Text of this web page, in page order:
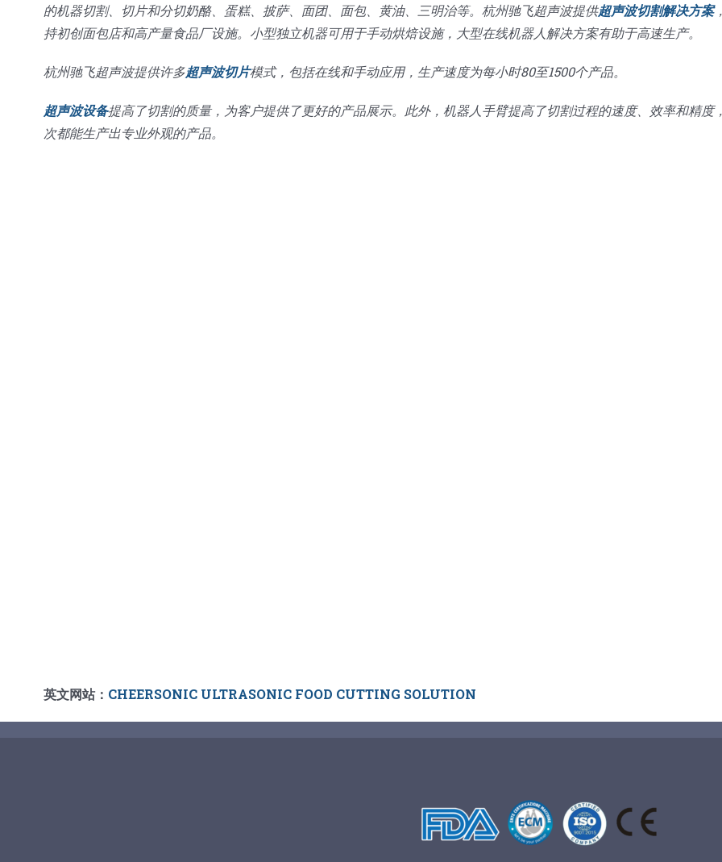
的机器切割、切片和分切奶酪、蛋糕、披萨、面团、面包、黄油、三明治等。杭州驰飞超声波提供超声波切割解决方案
持初创面包店和高产量食品厂设施。小型独立机器可用于手动烘焙设施，大型在线机器人解决方案有助于高速生产。
杭州驰飞超声波提供许多超声波切片模式，包括在线和手动应用，生产速度为每小时80至1500个产品。
超声波设备提高了切割的质量，为客户提供了更好的产品展示。此外，机器人手臂提高了切割过程的速度、效率和精度
次都能生产出专业外观的产品。
英文网站： CHEERSONIC ULTRASONIC FOOD CUTTING SOLUTION